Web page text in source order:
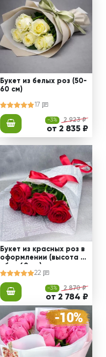
Букет из белых роз (50-
60 см)
17
-3% 2 923 ₽
от 2 835 ₽
Букет из красных роз в
оформлении (высота ст
ебля 60 см)
22
-3% 2 870 ₽
от 2 784 ₽